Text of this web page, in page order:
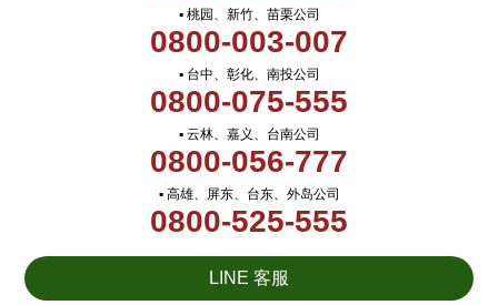
▪ 桃园、新竹、苗栗公司
0800-003-007
▪ 台中、彰化、南投公司
0800-075-555
▪ 云林、嘉义、台南公司
0800-056-777
▪ 高雄、屏东、台东、外岛公司
0800-525-555
LINE 客服